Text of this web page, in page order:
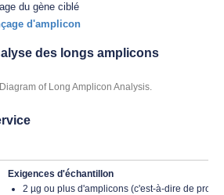
du gène ciblé
d'amplicon
des longs amplicons
Exigences d'échantillon
2 µg ou plus d'amplicons (c'est-à-dire de